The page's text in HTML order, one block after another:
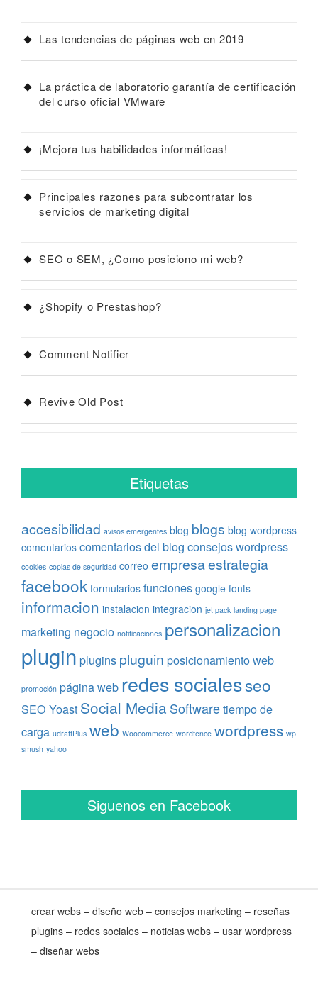
Las tendencias de páginas web en 2019
La práctica de laboratorio garantía de certificación
del curso oficial VMware
¡Mejora tus habilidades informáticas!
Principales razones para subcontratar los
servicios de marketing digital
SEO o SEM, ¿Como posiciono mi web?
¿Shopify o Prestashop?
Comment Notifier
Revive Old Post
Etiquetas
accesibilidad avisos emergentes blog blogs blog wordpress
comentarios comentarios del blog consejos wordpress
cookies copias de seguridad correo empresaestrategia
facebook formularios funciones google fonts
informacion instalacion integracion jet pack landing page
marketing negocio notificaciones personalizacion
plugin plugins pluguin posicionamiento web
promoción página web redes socialesseo
SEO Yoast Social Media Softwaretiempo de
carga udraftPlus web Woocommerce wordfence wordpress wp
smush yahoo
Siguenos en Facebook
crear webs – diseño web – consejos marketing – reseñas
plugins – redes sociales – noticias webs – usar wordpress
– diseñar webs